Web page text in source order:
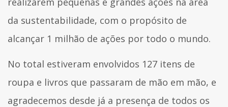
da sustentabilidade, com o propósito de
alcançar 1 milhão de ações por todo o mundo.
No total estiveram envolvidos 127 itens de
roupa e livros que passaram de mão em mão, e
agradecemos desde já a presença de todos os